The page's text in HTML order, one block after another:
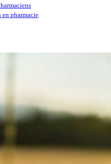
en pharmacie